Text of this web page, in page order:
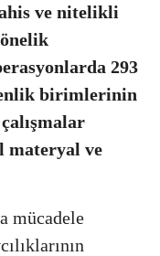
ve nitelikli
293
birimlerinin
materyal ve
mücadele